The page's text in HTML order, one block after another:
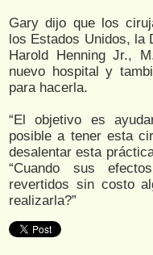
Gary dijo que los
los Estados Unidos,
Harold Henning Jr.,
nuevo hospital y
para hacerla.
“El objetivo es
posible a tener esta
desalentar esta
“Cuando sus
revertidos sin costo
realizarla?”